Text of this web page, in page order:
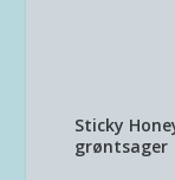
Sticky
grøntsager